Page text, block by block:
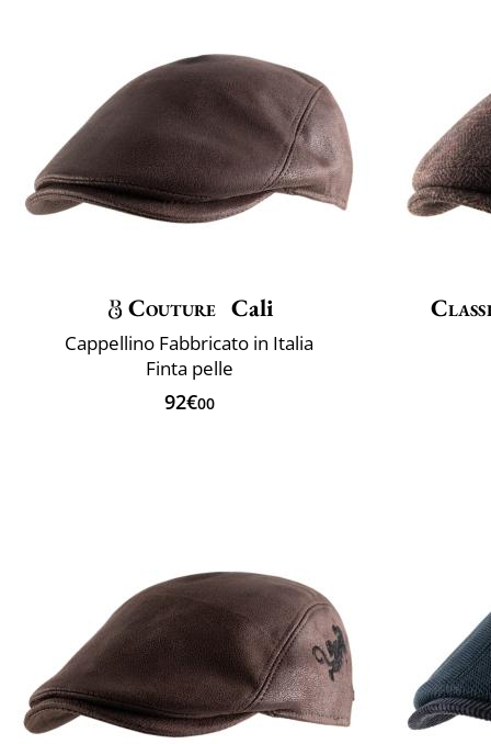
Couture Cali
Cappellino Fabbricato in Italia
Finta pelle
92€00